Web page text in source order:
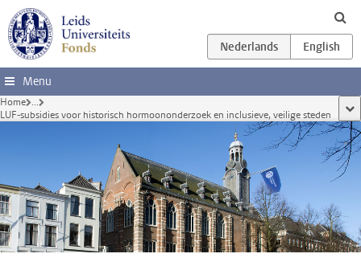
Ga direct naar de inhoud
Menu
Home ...
LUF-subsidies voor historisch hormoononderzoek en inclusieve, veilige steden